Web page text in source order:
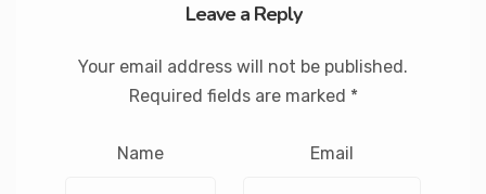
Leave a Reply
Your email address will not be published.
Required fields are marked *
Name Email